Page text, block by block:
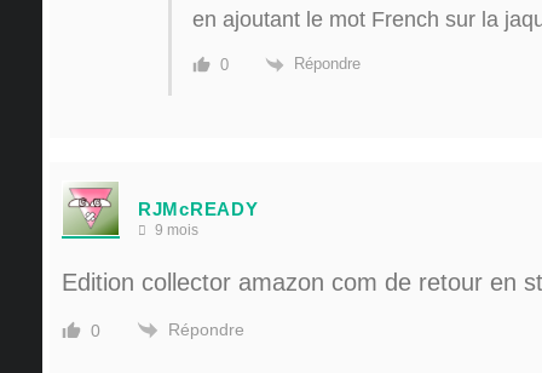
en ajoutant le mot French sur la
0 Répondre
RJMcREADY
9 mois
Edition collector amazon com de retour en
0 Répondre